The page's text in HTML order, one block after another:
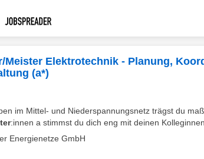
Meister Elektrotechnik - Planung,
(a*)
im Mittel- und Niederspannungsnetz trägst du
:innen a stimmst du dich eng mit deinen
Energienetze GmbH